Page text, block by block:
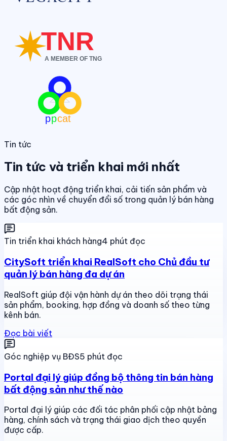
Tin tức
Tin tức và triển khai mới nhất
Cập nhật hoạt động triển khai, cải tiến sản phẩm và
các góc nhìn về chuyển đổi số trong quản lý bán hàng
bất động sản.
Tin triển khai khách hàng4 phút đọc
CitySoft triển khai RealSoft cho Chủ đầu tư
quản lý bán hàng đa dự án
RealSoft giúp đội vận hành dự án theo dõi trạng thái
sản phẩm, booking, hợp đồng và doanh số theo từng
kênh bán.
Đọc bài viết
Góc nghiệp vụ BĐS5 phút đọc
Portal đại lý giúp đồng bộ thông tin bán hàng
bất động sản như thế nào
Portal đại lý giúp các đối tác phân phối cập nhật bảng
hàng, chính sách và trạng thái giao dịch theo quyền
được cấp.